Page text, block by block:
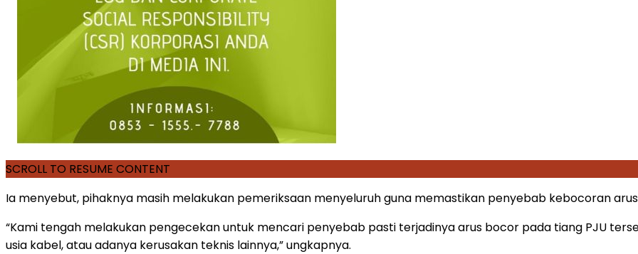
SCROLL TO RESUME CONTENT
Ia menyebut, pihaknya masih melakukan pemeriksaan menyeluruh guna memastikan penyebab kebocoran
“Kami tengah melakukan pengecekan untuk mencari penyebab pasti terjadinya arus bocor pada tiang PJU
usia kabel, atau adanya kerusakan teknis lainnya,” ungkapnya.